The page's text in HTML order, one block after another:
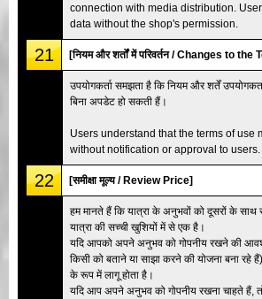
connection with media distribution.
data without the shop's permission.
21 [नियम और शर्तों में परिवर्तन / Changes to
उपयोगकर्ता समझता है कि नियम और शर्तें
बिना अपडेट हो सकती हैं।
Users understand that the terms of use
without notification or approval to users.
22 [समीक्षा मूल्य / Review Price]
हम मानते हैं कि यात्रा के अनुभवों को दूसरों के साथ
यात्रा की सच्ची खुशियों में से एक है।
यदि आपको अपने अनुभव को गोपनीय रखने की
किसी को बताने या साझा करने की योजना बना रहे
के रूप में लागू होता है।
यदि आप अपने अनुभव को गोपनीय रखना चाहते हैं,